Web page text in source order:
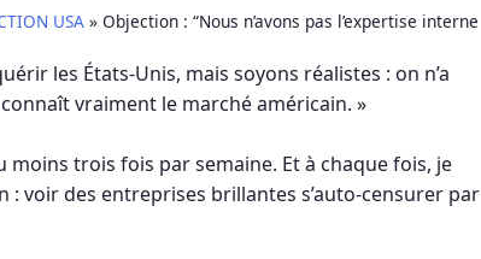
USA» Objection : “Nous n’avons pas l’expertise interne
les États-Unis, mais soyons réalistes : on n’a
vraiment le marché américain. »
moins trois fois par semaine. Et à chaque fois, je
: voir des entreprises brillantes s’auto-censurer par